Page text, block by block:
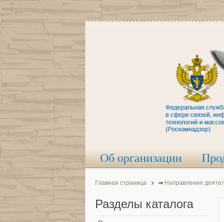
Об организации
Главная страница ⇒ Направление
Разделы каталога